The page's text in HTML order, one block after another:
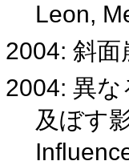
Leon,
2004: 斜面
2004: 異
及ぼす